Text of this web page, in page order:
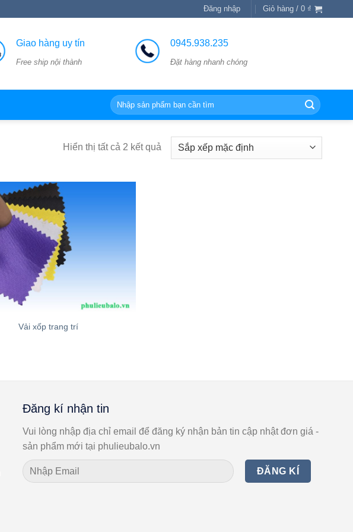
Đăng nhập Giỏ hàng / 0 ₫
Giao hàng uy tín
Free ship nội thành
0945.938.235
Đặt hàng nhanh chóng
Tìm
kiếm:
Hiển thị tất cả 2 kết quả
Vải xốp trang trí
Đăng kí nhận tin
Vui lòng nhập địa chỉ email để đăng ký nhận bản tin cập nhật đơn giá -
sản phẩm mới tại phulieubalo.vn